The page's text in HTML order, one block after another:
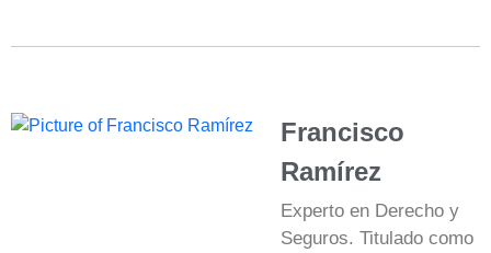
Francisco
Ramírez
Experto en Derecho y
Seguros. Titulado como